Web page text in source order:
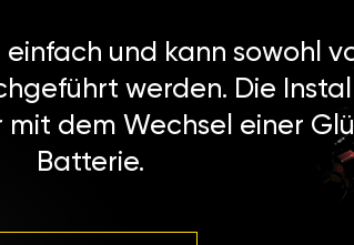
und kann sowohl
werden. Die
dem Wechsel einer
Batterie.